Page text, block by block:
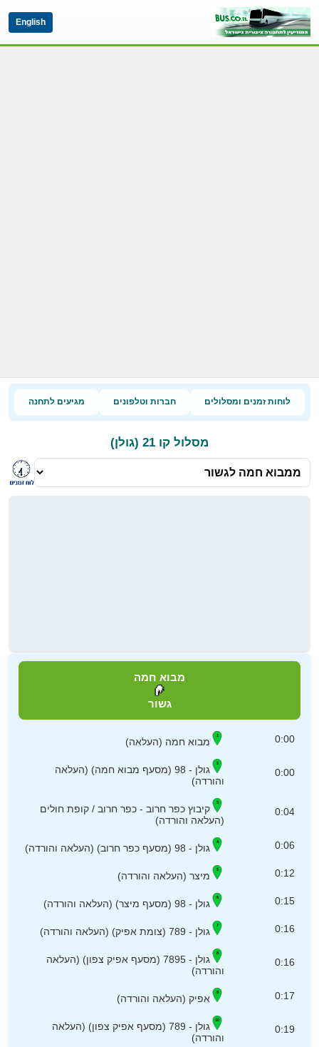
English
לוחות זמנים ומסלולים חברות וטלפונים מגיעים לתחנה
מסלול קו 21 (גולן)
מבוא חמה
גשור
0:00 מבוא חמה (העלאה)
0:00
גולן - 98 (מסעף מבוא חמה) (העלאה
והורדה)
0:04
קיבוץ כפר חרוב - כפר חרוב / קופת חולים
(העלאה והורדה)
0:06 גולן - 98 (מסעף כפר חרוב) (העלאה והורדה)
0:12 מיצר (העלאה והורדה)
0:15 גולן - 98 (מסעף מיצר) (העלאה והורדה)
0:16 גולן - 789 (צומת אפיק) (העלאה והורדה)
0:16
גולן - 7895 (מסעף אפיק צפון) (העלאה
והורדה)
0:17 אפיק (העלאה והורדה)
0:19
גולן - 789 (מסעף אפיק צפון) (העלאה
והורדה)